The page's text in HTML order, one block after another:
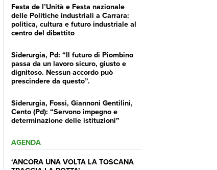
Festa de l’Unità e Festa nazionale
delle Politiche industriali a Carrara:
politica, cultura e futuro industriale al
centro del dibattito
Siderurgia, Pd: “Il futuro di Piombino
passa da un lavoro sicuro, giusto e
dignitoso. Nessun accordo può
prescindere da questo”.
Siderurgia, Fossi, Giannoni Gentilini,
Cento (Pd): “Servono impegno e
determinazione delle istituzioni”
AGENDA
‘ANCORA UNA VOLTA LA TOSCANA